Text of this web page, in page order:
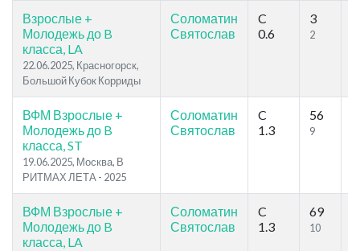
Взрослые +
Молодежь до B
класса, LA
22.06.2025, Красногорск,
Большой Кубок Корриды
Соломатин
Святослав
C
0.6
3
2
ВФМ Взрослые +
Молодежь до B
класса, ST
19.06.2025, Москва, В
РИТМАХ ЛЕТА - 2025
Соломатин
Святослав
C
1.3
56
9
ВФМ Взрослые +
Молодежь до B
класса, LA
Соломатин
Святослав
C
1.3
69
10